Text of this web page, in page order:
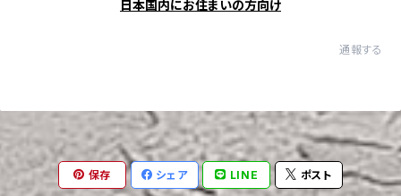
日本国内にお住まいの方向け
通報する
保存 シェア LINE ポスト